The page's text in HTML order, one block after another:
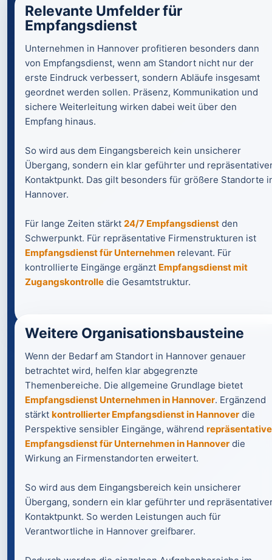
Relevante Umfelder für
Empfangsdienst
Unternehmen in Hannover profitieren besonders dann
von Empfangsdienst, wenn am Standort nicht nur der
erste Eindruck verbessert, sondern Abläufe insgesamt
geordnet werden sollen. Präsenz, Kommunikation und
sichere Weiterleitung wirken dabei weit über den
Empfang hinaus.
So wird aus dem Eingangsbereich kein unsicherer
Übergang, sondern ein klar geführter und
Kontaktpunkt. Das gilt besonders für größere Standorte
Hannover.
Für lange Zeiten stärkt 24/7 Empfangsdienst den
Schwerpunkt. Für repräsentative Firmenstrukturen ist
Empfangsdienst für Unternehmen relevant. Für
kontrollierte Eingänge ergänzt Empfangsdienst mit
Zugangskontrolle die Gesamtstruktur.
Weitere Organisationsbausteine
Wenn der Bedarf am Standort in Hannover genauer
betrachtet wird, helfen klar abgegrenzte
Themenbereiche. Die allgemeine Grundlage bietet
Empfangsdienst Unternehmen in Hannover. Ergänzend
stärkt kontrollierter Empfangsdienst in Hannover die
Perspektive sensibler Eingänge, während
Empfangsdienst für Unternehmen in Hannover die
Wirkung an Firmenstandorten erweitert.
So wird aus dem Eingangsbereich kein unsicherer
Übergang, sondern ein klar geführter und
Kontaktpunkt. So werden Leistungen auch für
Verantwortliche in Hannover greifbarer.